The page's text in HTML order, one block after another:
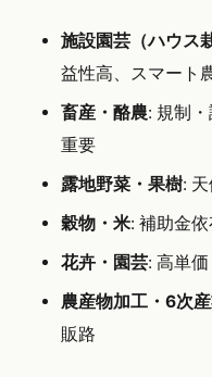
施設園芸（ハウス
益性高、スマート
畜産・酪農: 規制
重要
露地野菜・果樹:
穀物・米: 補助金
花卉・園芸: 高単
農産物加工・6次
販路